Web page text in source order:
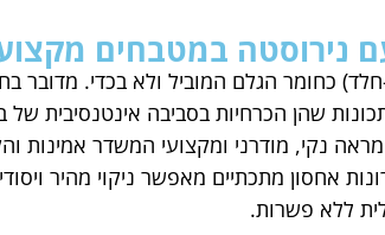
נירוסטה במטבחים
כחומר הגלם המוביל ולא בכדי. מדובר
שהן הכרחיות בסביבה אינטנסיבית של
נקי, מודרני ומקצועי המשדר אמינות
אחסון מתכתיים מאפשר ניקוי מהיר ויסודי
ללא פשרות.